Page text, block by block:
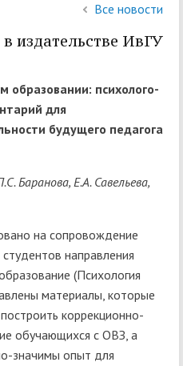
Все новости
издательстве ИвГУ
образовании: психолого-
для
будущего педагога
Баранова, Е.А. Савельева,
на сопровождение
направления
(Психология
материалы, которые
коррекционно-
обучающихся с ОВЗ, а
значимы опыт для